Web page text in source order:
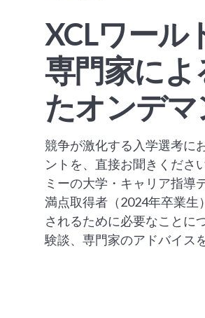
XCLワール
専門家によ
たオンデ
競争が激化する入学選考に
ントを、直接お聞きくださ
ミーの大学・キャリア指導
満点取得者（2024年卒業生
されるために必要なことに
験談、専門家のアドバイス